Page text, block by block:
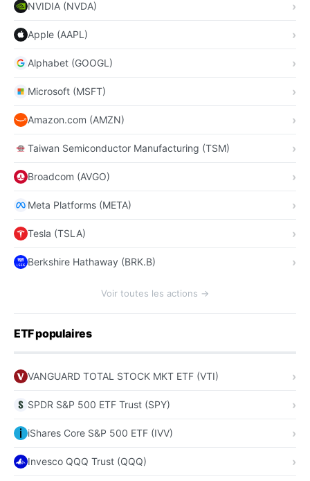
NVIDIA (NVDA)
Apple (AAPL)
Alphabet (GOOGL)
Microsoft (MSFT)
Amazon.com (AMZN)
Taiwan Semiconductor Manufacturing (TSM)
Broadcom (AVGO)
Meta Platforms (META)
Tesla (TSLA)
Berkshire Hathaway (BRK.B)
Voir toutes les actions →
ETF populaires
VANGUARD TOTAL STOCK MKT ETF (VTI)
SPDR S&P 500 ETF Trust (SPY)
iShares Core S&P 500 ETF (IVV)
Invesco QQQ Trust (QQQ)